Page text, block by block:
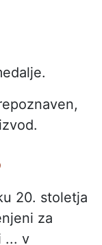
20. stoletja
za
... v